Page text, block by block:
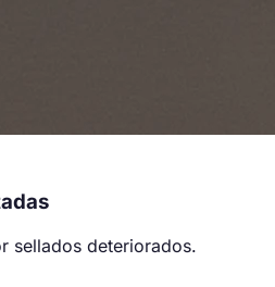
sellados deteriorados.